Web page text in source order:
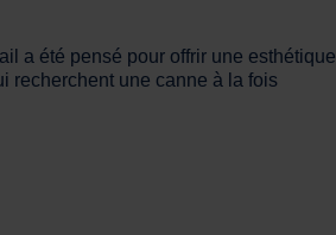
a été pensé pour offrir une esthétique
recherchent une canne à la fois